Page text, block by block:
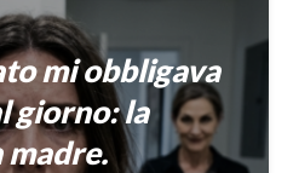
mi obbligava
giorno: la
madre.